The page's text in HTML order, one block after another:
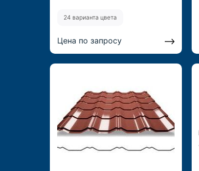
24 варианта цвета
Цена по запросу